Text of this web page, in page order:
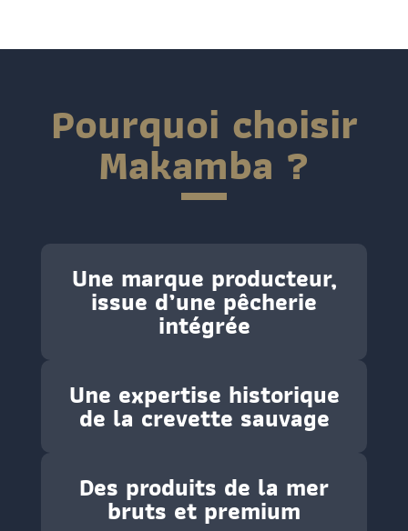
Pourquoi choisir
Makamba ?
Une marque producteur,
issue d’une pêcherie
intégrée
Une expertise historique
de la crevette sauvage
Des produits de la mer
bruts et premium